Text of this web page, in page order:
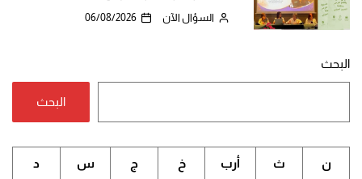
السؤال الآن 06/08/2026
البحث
البحث
ن ث أرب خ ج س د